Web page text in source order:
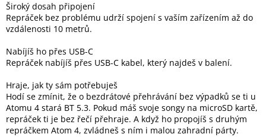
Široký dosah připojení
Repráček bez problému udrží spojení s vaším zařízením až do
vzdálenosti 10 metrů.
Nabíjíš ho přes USB-C
Repráček nabíjíš přes USB-C kabel, který najdeš v balení.
Hraje, jak ty sám potřebuješ
Hodí se zmínit, že o bezdrátové přehrávání bez výpadků se ti u
Atomu 4 stará BT 5.3. Pokud máš svoje songy na microSD kartě,
repráček ti je bez řečí přehraje. A když ho propojíš s druhým
repráčkem Atom 4, zvládneš s ním i malou zahradní párty.